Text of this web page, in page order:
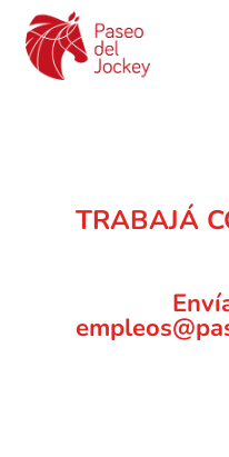
TRABAJÁ